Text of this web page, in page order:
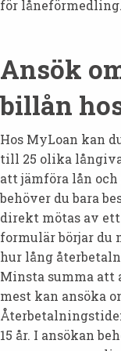
för låneförmedling.
Ansök
billån
Hos MyLoan kan
till 25 olika
att jämföra lån
behöver du bara
direkt mötas av
formulär börjar du
hur lång
Minsta summa att
mest kan ansöka
15 år. I ansökan